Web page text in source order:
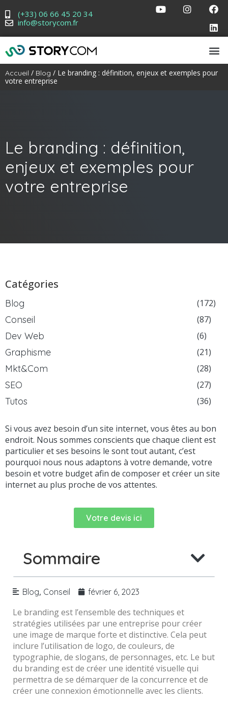
(+33) 06 66 45 20 34
info@storycom.fr
Accueil / Blog / Le branding : définition, enjeux et exemples pour
votre entreprise
Le branding : définition,
enjeux et exemples pour
votre entreprise
Catégories
Blog (172)
Conseil (87)
Dev Web (6)
Graphisme (21)
Mkt&Com (28)
SEO (27)
Tutos (36)
Si vous avez besoin d’un site internet, vous êtes au bon
endroit. Nous sommes conscients que chaque client est
particulier et ses besoins le sont tout autant, c’est
pourquoi nous nous adaptons à votre demande, votre
besoin et votre budget afin de composer et créer un site
internet au plus proche de vos attentes.
Votre devis ici
Sommaire
Blog, Conseil février 6, 2023
Le branding est l’ensemble des techniques et
stratégies utilisées par une entreprise pour créer
une image de marque forte et distinctive. Cela peut
inclure l’utilisation de logo, de couleurs, de
typographie, de slogans, de personnages, etc. Le but
du branding est de créer une identité visuelle qui
permettra de se démarquer de la concurrence et de
créer une connexion émotionnelle avec les clients.